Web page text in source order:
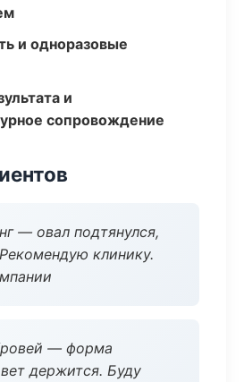
и одноразовые
и
сопровождение
— овал подтянулся,
клинику.
— форма
держится. Буду